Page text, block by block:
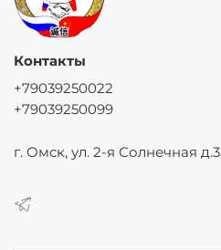
Контакты
+79039250022
+79039250099
г. Омск, ул. 2-я Солнечная